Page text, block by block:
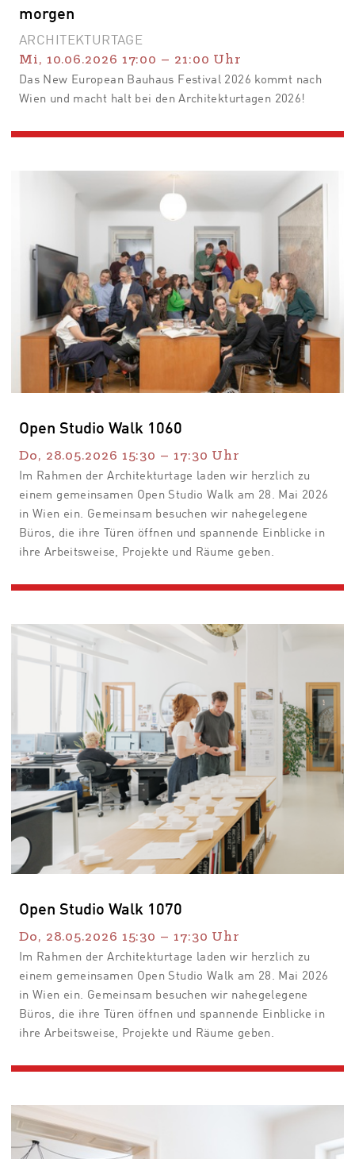
morgen
ARCHITEKTURTAGE
Mi, 10.06.2026 17:00 – 21:00 Uhr
Das New European Bauhaus Festival 2026 kommt nach
Wien und macht halt bei den Architekturtagen 2026!
Open Studio Walk 1060
Do, 28.05.2026 15:30 – 17:30 Uhr
Im Rahmen der Architekturtage laden wir herzlich zu
einem gemeinsamen Open Studio Walk am 28. Mai 2026
in Wien ein. Gemeinsam besuchen wir nahegelegene
Büros, die ihre Türen öffnen und spannende Einblicke in
ihre Arbeitsweise, Projekte und Räume geben.
Open Studio Walk 1070
Do, 28.05.2026 15:30 – 17:30 Uhr
Im Rahmen der Architekturtage laden wir herzlich zu
einem gemeinsamen Open Studio Walk am 28. Mai 2026
in Wien ein. Gemeinsam besuchen wir nahegelegene
Büros, die ihre Türen öffnen und spannende Einblicke in
ihre Arbeitsweise, Projekte und Räume geben.